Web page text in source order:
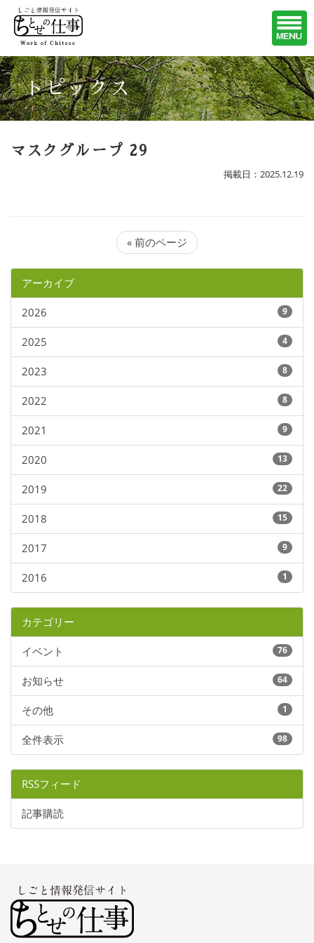
トピックス
マスクグループ 29
掲載日：2025.12.19
« 前のページ
アーカイブ
2026 9
2025 4
2023 8
2022 8
2021 9
2020 13
2019 22
2018 15
2017 9
2016 1
カテゴリー
イベント 76
お知らせ 64
その他 1
全件表示 98
RSSフィード
記事購読